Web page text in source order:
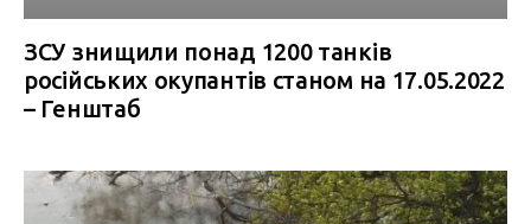
ЗСУ знищили понад 1200 танків
російських окупантів станом на 17.05.2022
– Генштаб